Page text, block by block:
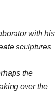
with his
sculptures
the
over the